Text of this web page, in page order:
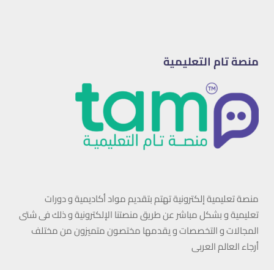
منصة تام التعليمية
منصة تعليمية إلكترونية تهتم بتقديم مواد أكاديمية و دورات
تعليمية و بشكل مباشر عن طريق منصتنا الإلكترونية و ذلك فى شتى
المجالات و التخصصات و يقدمها مختصون متميزون من مختلف
أرجاء العالم العربى